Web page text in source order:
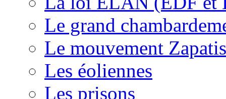
Le grand
Le mouvement
Les éoliennes
Les prisons